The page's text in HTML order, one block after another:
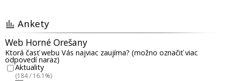
Ankety
Web Horné Orešany
Ktorá časť webu Vás najviac zaujíma? (možno označiť viac
odpovedí naraz)
Aktuality
(184 / 16.1%)